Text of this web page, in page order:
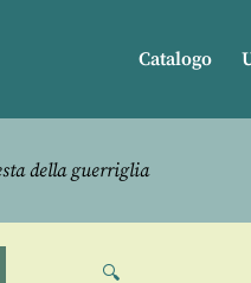
Catalogo
della guerriglia
🔍